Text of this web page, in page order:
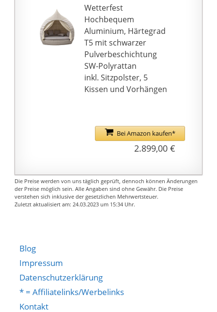
Sonneninsel hat ein
elegantes Aussehen
und bietet viel
zusätzlichen Komfort.
Das weich gepolsterte
Kissen sorgt für
absolute Entspannung.
Der Kissenbezug ist
Die Füße dieser Liege
sind verstellbar und mit
sodass sie auch auf
unebenem Boden stabil
stehen bleibt.
beiliegenden
illustrierten
Wetterfest
Hochbequem
Aluminium, Härtegrad
T5 mit schwarzer
Pulverbeschichtung
SW-Polyrattan
inkl. Sitzpolster, 5
Kissen und Vorhängen
Bei Amazon kaufen*
2.899,00 €
Die Preise werden von uns täglich geprüft, dennoch können Änderungen
der Preise möglich sein. Alle Angaben sind ohne Gewähr. Die Preise
verstehen sich inklusive der gesetzlichen Mehrwertsteuer.
Zuletzt aktualisiert am: 24.03.2023 um 15:34 Uhr.
Blog
Impressum
Datenschutzerklärung
* = Affiliatelinks/Werbelinks
Kontakt